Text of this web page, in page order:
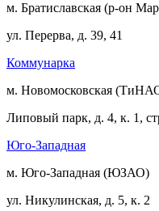
м. Братиславская (р-он
ул. Перерва, д. 39, 41
Коммунарка
м. Новомосковская
Липовый парк, д. 4, к. 1,
Юго-Западная
м. Юго-Западная (ЮЗАО)
ул. Никулинская, д. 5, к. 2